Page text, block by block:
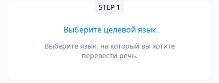
STEP 1
Выберите целевой язык
Выберите язык, на который вы хотите
перевести речь.